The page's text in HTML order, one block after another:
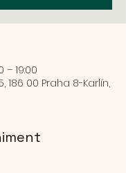
– 19:00
186 00 Praha 8-Karlín,